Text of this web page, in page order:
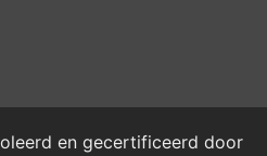
en gecertificeerd door